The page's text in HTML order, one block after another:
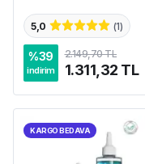
5,0 (1)
%39
indirim
2.149,70 TL
1.311,32 TL
KARGO BEDAVA